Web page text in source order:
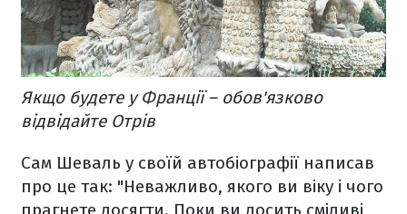
Якщо будете у Франції – обов'язково
відвідайте Отрів
Сам Шеваль у своїй автобіографії написав
про це так: "Неважливо, якого ви віку і чого